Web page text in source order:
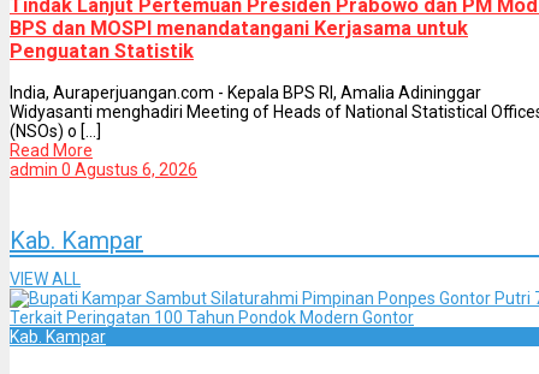
Tindak Lanjut Pertemuan Presiden Prabowo dan PM
BPS dan MOSPI menandatangani Kerjasama untuk
Penguatan Statistik
India, Auraperjuangan.com - Kepala BPS RI, Amalia Adininggar
Widyasanti menghadiri Meeting of Heads of National Statistical
(NSOs) o [...]
Read More
admin 0 Agustus 6, 2026
Kab. Kampar
VIEW ALL
Kab. Kampar